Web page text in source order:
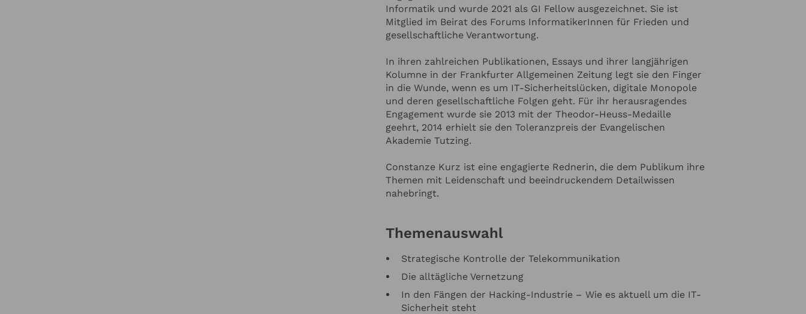
Informatik und wurde 2021 als GI Fellow ausgezeichnet. Sie ist
Mitglied im Beirat des Forums InformatikerInnen für Frieden und
gesellschaftliche Verantwortung.
In ihren zahlreichen Publikationen, Essays und ihrer langjährigen
Kolumne in der Frankfurter Allgemeinen Zeitung legt sie den Finger
in die Wunde, wenn es um IT-Sicherheitslücken, digitale Monopole
und deren gesellschaftliche Folgen geht. Für ihr herausragendes
Engagement wurde sie 2013 mit der Theodor-Heuss-Medaille
geehrt, 2014 erhielt sie den Toleranzpreis der Evangelischen
Akademie Tutzing.
Constanze Kurz ist eine engagierte Rednerin, die dem Publikum ihre
Themen mit Leidenschaft und beeindruckendem Detailwissen
nahebringt.
Themenauswahl
Strategische Kontrolle der Telekommunikation
Die alltägliche Vernetzung
In den Fängen der Hacking-Industrie – Wie es aktuell um die IT-
Sicherheit steht
Zu welchem Thema soll der Redner sprechen?
zur Kenntnis genommen. Ich stimme zu, dass meine Angaben zur
Kontaktaufnahme und für Rückfragen dauerhaft gespeichert werden.*
Anfrage absenden